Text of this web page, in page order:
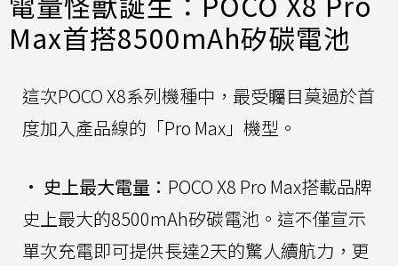
Max首搭8500mAh矽碳電池
這次POCO X8系列機種中，最受矚目莫過於首
度加入產品線的「Pro Max」機型。
• 史上最大電量： POCO X8 Pro Max搭載品牌
史上最大的8500mAh矽碳電池。這不僅宣示
單次充電即可提供長達2天的驚人續航力，更